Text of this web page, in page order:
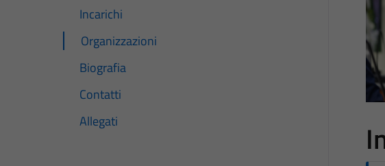
Incarichi
Organizzazioni
Biografia
Contatti
Allegati